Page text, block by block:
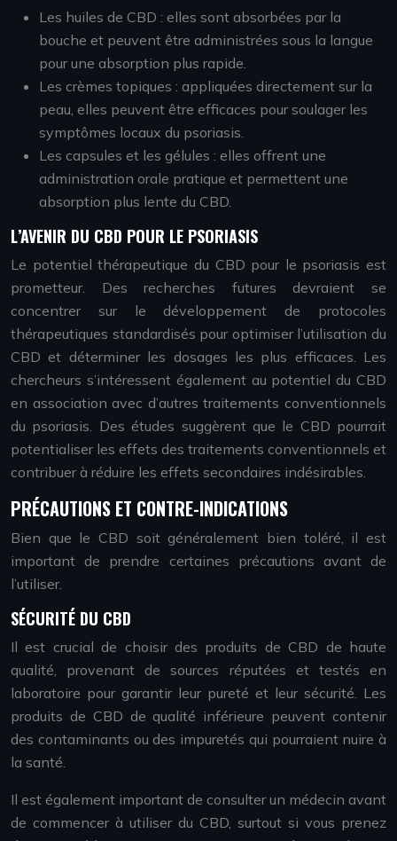
Les huiles de CBD : elles sont absorbées par la
bouche et peuvent être administrées sous la langue
pour une absorption plus rapide.
Les crèmes topiques : appliquées directement sur la
peau, elles peuvent être efficaces pour soulager les
symptômes locaux du psoriasis.
Les capsules et les gélules : elles offrent une
administration orale pratique et permettent une
absorption plus lente du CBD.
L’AVENIR DU CBD POUR LE PSORIASIS
Le potentiel thérapeutique du CBD pour le psoriasis est
prometteur. Des recherches futures devraient se
concentrer sur le développement de protocoles
thérapeutiques standardisés pour optimiser l’utilisation du
CBD et déterminer les dosages les plus efficaces. Les
chercheurs s’intéressent également au potentiel du CBD
en association avec d’autres traitements conventionnels
du psoriasis. Des études suggèrent que le CBD pourrait
potentialiser les effets des traitements conventionnels et
contribuer à réduire les effets secondaires indésirables.
PRÉCAUTIONS ET CONTRE-INDICATIONS
Bien que le CBD soit généralement bien toléré, il est
important de prendre certaines précautions avant de
l’utiliser.
SÉCURITÉ DU CBD
Il est crucial de choisir des produits de CBD de haute
qualité, provenant de sources réputées et testés en
laboratoire pour garantir leur pureté et leur sécurité. Les
produits de CBD de qualité inférieure peuvent contenir
des contaminants ou des impuretés qui pourraient nuire à
la santé.
Il est également important de consulter un médecin avant
de commencer à utiliser du CBD, surtout si vous prenez